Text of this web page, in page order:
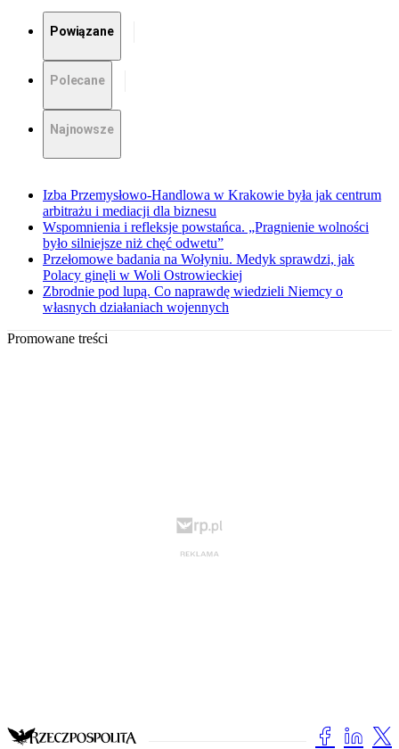
Powiązane
Polecane
Najnowsze
Izba Przemysłowo-Handlowa w Krakowie była jak centrum
arbitrażu i mediacji dla biznesu
Wspomnienia i refleksje powstańca. „Pragnienie wolności
było silniejsze niż chęć odwetu”
Przełomowe badania na Wołyniu. Medyk sprawdzi, jak
Polacy ginęli w Woli Ostrowieckiej
Zbrodnie pod lupą. Co naprawdę wiedzieli Niemcy o
własnych działaniach wojennych
Promowane treści